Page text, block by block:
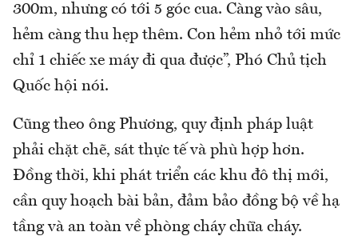
300m, nhưng có tới 5 góc cua. Càng vào sâu,
hẻm càng thu hẹp thêm. Con hẻm nhỏ tới mức
chỉ 1 chiếc xe máy đi qua được”, Phó Chủ tịch
Quốc hội nói.
Cũng theo ông Phương, quy định pháp luật
phải chặt chẽ, sát thực tế và phù hợp hơn.
Đồng thời, khi phát triển các khu đô thị mới,
cần quy hoạch bài bản, đảm bảo đồng bộ về hạ
tầng và an toàn về phòng cháy chữa cháy.